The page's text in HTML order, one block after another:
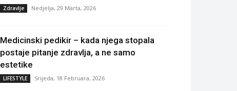
Zdravlje Nedjelja, 29 Marta, 2026
Medicinski pedikir – kada njega stopala
postaje pitanje zdravlja, a ne samo
estetike
LIFESTYLE Srijeda, 18 Februara, 2026